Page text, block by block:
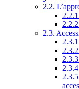
2.2.
2.3.